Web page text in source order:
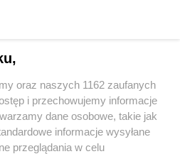
o.o. Internetowy Serwis Informacyjny Miasta
oraz naszych 1162 zaufanych
i przechowujemy informacje
dane osobowe, takie jak
informacje wysyłane
przeglądania w celu